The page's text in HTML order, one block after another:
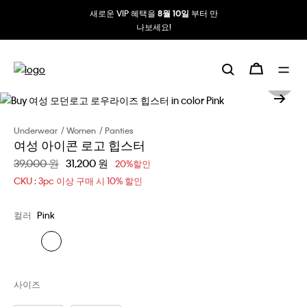
새로운 VIP 혜택을 8월 10일 부터 만
나보세요!
Underwear Women Panties
여성 아이콘 로고 힙스터
할인 전 가격
39,000 원 할인된 가격
31,200 원
20%할인
CKU : 3pc 이상 구매 시 10% 할인
컬러 Pink
사이즈